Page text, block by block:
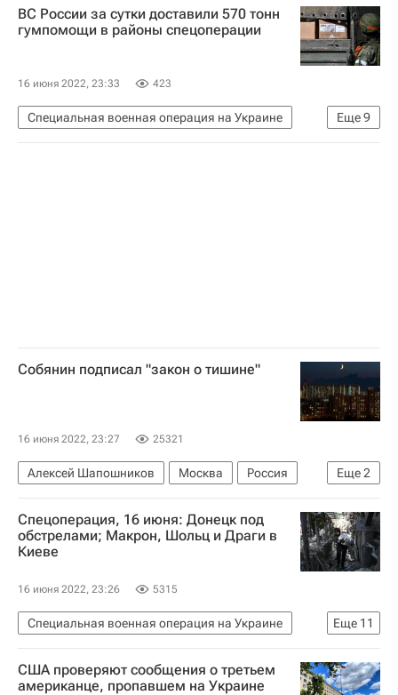
ВС России за сутки доставили 570 тонн
гумпомощи в районы спецоперации
16 июня 2022, 23:33 423
Еще9
Специальная военная операция на Украине
Донецкая Народная Республика
Собянин подписал "закон о тишине"
16 июня 2022, 23:27 25321
Еще2
Алексей Шапошников Москва
Россия
Московская городская дума
Единая Россия
Спецоперация, 16 июня: Донецк под
обстрелами; Макрон, Шольц и Драги в
Киеве
16 июня 2022, 23:26 5315
Еще 11
Специальная военная операция на Украине
В мире
Игорь Конашенков
Игорь Кириллов
Денис Пушилин
США проверяют сообщения о третьем
американце, пропавшем на Украине